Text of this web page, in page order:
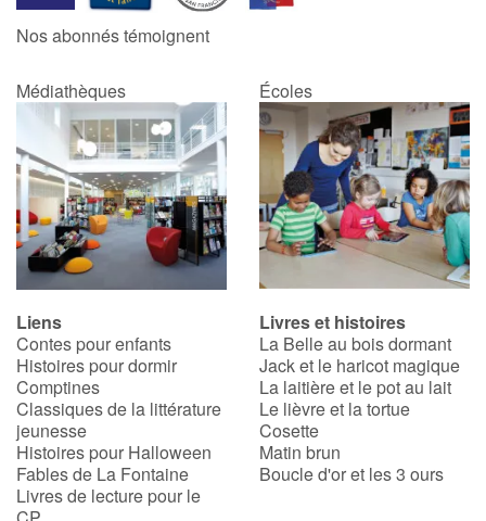
Nos abonnés témoignent
Médiathèques Écoles
Liens
Contes pour enfants
Histoires pour dormir
Comptines
Classiques de la littérature
jeunesse
Histoires pour Halloween
Fables de La Fontaine
Livres de lecture pour le
Livres et histoires
La Belle au bois dormant
Jack et le haricot magique
La laitière et le pot au lait
Le lièvre et la tortue
Cosette
Matin brun
Boucle d'or et les 3 ours